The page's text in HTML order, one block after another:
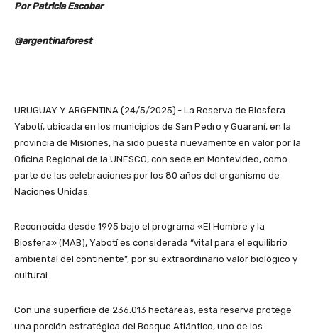
Por Patricia Escobar
@argentinaforest
URUGUAY Y ARGENTINA (24/5/2025).- La Reserva de Biosfera
Yabotí, ubicada en los municipios de San Pedro y Guaraní, en la
provincia de Misiones, ha sido puesta nuevamente en valor por la
Oficina Regional de la UNESCO, con sede en Montevideo, como
parte de las celebraciones por los 80 años del organismo de
Naciones Unidas.
Reconocida desde 1995 bajo el programa «El Hombre y la
Biosfera» (MAB), Yabotí es considerada “vital para el equilibrio
ambiental del continente”, por su extraordinario valor biológico y
cultural.
Con una superficie de 236.013 hectáreas, esta reserva protege
una porción estratégica del Bosque Atlántico, uno de los